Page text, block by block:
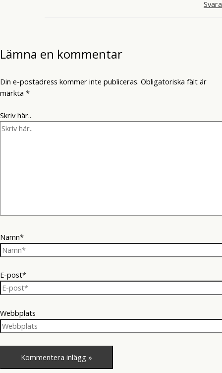
Svara
Lämna en kommentar
Din e-postadress kommer inte publiceras. Obligatoriska fält är
märkta *
Skriv här..
Namn*
E-post*
Webbplats